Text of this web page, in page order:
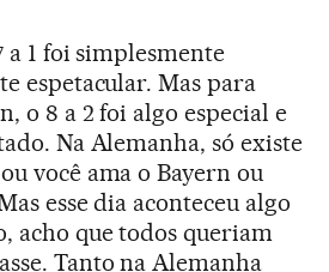
a 1 foi simplesmente
espetacular. Mas para
o 8 a 2 foi algo especial e
Na Alemanha, só existe
você ama o Bayern ou
esse dia aconteceu algo
acho que todos queriam
Tanto na Alemanha